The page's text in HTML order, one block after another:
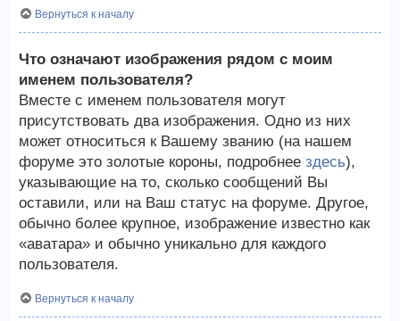
Вернуться к началу
Что означают изображения рядом с моим
именем пользователя?
Вместе с именем пользователя могут
присутствовать два изображения. Одно из них
может относиться к Вашему званию (на нашем
форуме это золотые короны, подробнее здесь),
указывающие на то, сколько сообщений Вы
оставили, или на Ваш статус на форуме. Другое,
обычно более крупное, изображение известно как
«аватара» и обычно уникально для каждого
пользователя.
Вернуться к началу